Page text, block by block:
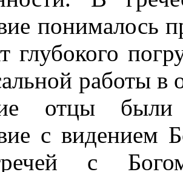
понималось
глубокого
работы в
отцы были
с видением
с